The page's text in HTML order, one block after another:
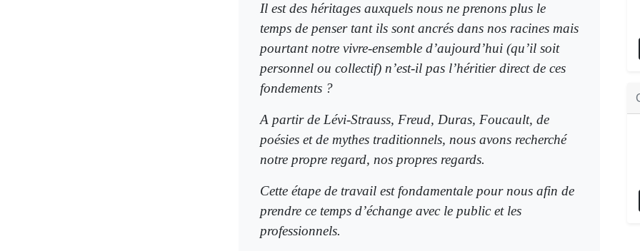
Il est des héritages auxquels nous ne prenons plus le
temps de penser tant ils sont ancrés dans nos racines mais
pourtant notre vivre-ensemble d’aujourd’hui (qu’il soit
personnel ou collectif) n’est-il pas l’héritier direct de ces
fondements ?
A partir de Lévi-Strauss, Freud, Duras, Foucault, de
poésies et de mythes traditionnels, nous avons recherché
notre propre regard, nos propres regards.
Cette étape de travail est fondamentale pour nous afin de
prendre ce temps d’échange avec le public et les
professionnels.